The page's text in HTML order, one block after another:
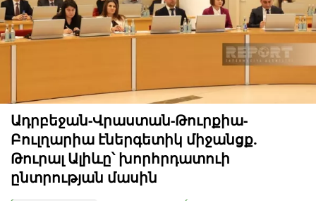
Ադրբեջան-Վրաստան-Թուրքիա-
Բուլղարիա էներգետիկ միջանցք.
Թուրալ Ալիևը՝ խորհրդատուի
ընտրության մասին